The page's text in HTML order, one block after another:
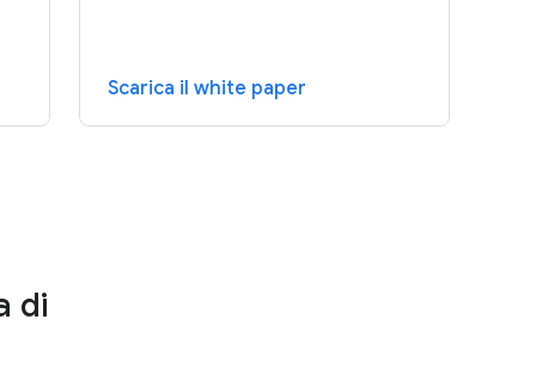
Scarica il white paper
di